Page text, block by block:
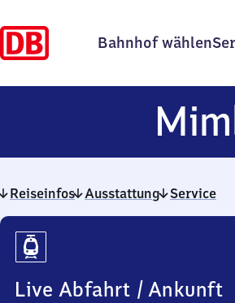
Bahnhof wählen
Reiseinfos Ausstattung Service
Reiseinfos
Live Abfahrt / Ankunft